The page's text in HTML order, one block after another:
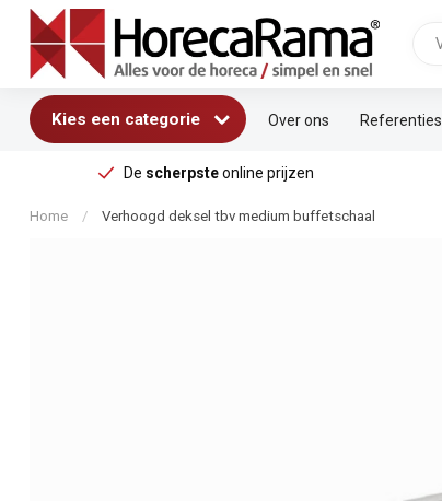
Kies een categorie Over ons Referenties
De scherpsteonline prijzen
Home / Verhoogd deksel tbv medium buffetschaal